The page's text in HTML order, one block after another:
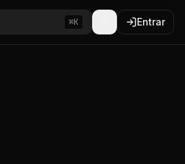
⌘K Entrar